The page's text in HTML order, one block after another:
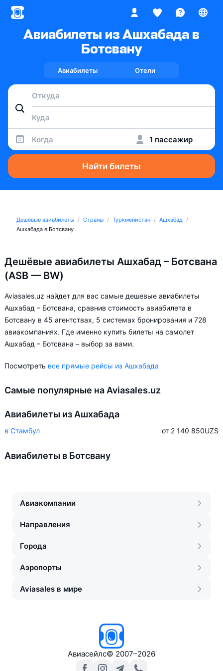
Авиабилеты из Ашхабада в
Ботсвану
Авиабилеты Отели
Когда 1 пассажир
Найти билеты
Дешёвые авиабилеты Страны Туркменистан
Ашхабад
Ашхабада в Ботсвану
Дешёвые авиабилеты Ашхабад – Ботсвана
(ASB — BW)
Aviasales.uz найдет для вас самые дешевые авиабилеты
Ашхабад – Ботсвана, сравнив стоимость авиабилета в
Ботсвану в 45 агентствах, 5 системах бронирования и 728
авиакомпаниях. Где именно купить билеты на самолет
Ашхабад – Ботсвана – выбор за вами.
Посмотреть все прямые рейсы из Ашхабада
Самые популярные на Aviasales.uz
Авиабилеты из Ашхабада
в Стамбул от 2 140 850UZS
Авиабилеты в Ботсвану
Авиакомпании
Направления
Города
Аэропорты
Aviasales в мире
Авиасейлс© 2007–2026